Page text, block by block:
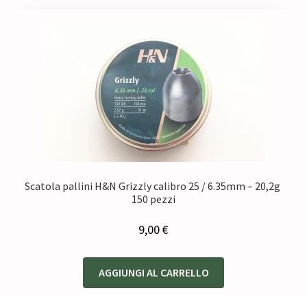
Scatola pallini H&N Grizzly calibro 25 / 6.35mm – 20,2g
150 pezzi
9,00€
AGGIUNGI AL CARRELLO